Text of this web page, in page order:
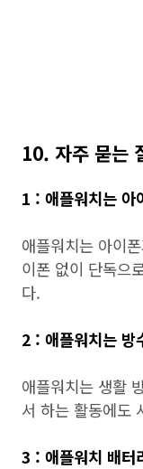
10. 자주 묻는
1 : 애플워치는 아
애플워치는 아이
이폰 없이 단독으
다.
2 : 애플워치는 방
애플워치는 생활
서 하는 활동에도
3 : 애플워치 배터